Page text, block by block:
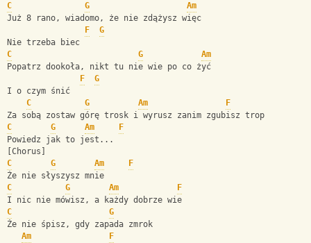
C
G
Am
Już 8 rano, wiadomo, że nie zdążysz więc
F
G
Nie trzeba biec
C
G
Am
Popatrz dookoła, nikt tu nie wie po co żyć
F
G
I o czym śnić
C
G Am
F
Za sobą zostaw górę trosk i wyrusz zanim zgubisz trop
C
G Am
F
Powiedz jak to jest...
[Chorus]
C
G Am
F
Że nie słyszysz mnie
C
G Am
F
I nic nie mówisz, a każdy dobrze wie
C
G
Że nie śpisz, gdy zapada zmrok
Am
F